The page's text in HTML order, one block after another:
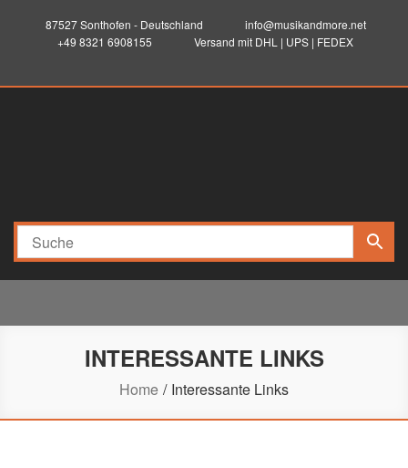
87527 Sonthofen - Deutschland
info@musikandmore.net
+49 8321 6908155
Versand mit DHL | UPS | FEDEX
musikandmore.net
INTERESSANTE LINKS
Home Interessante Links